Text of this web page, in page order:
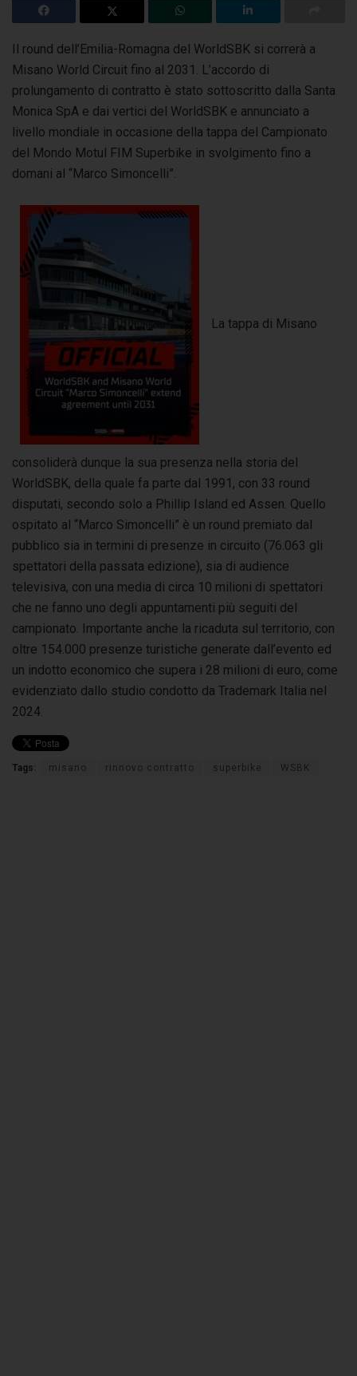
Il round dell’Emilia-Romagna del WorldSBK si correrà a
Misano World Circuit fino al 2031. L’accordo di
prolungamento di contratto è stato sottoscritto dalla Santa
Monica SpA e dai vertici del WorldSBK e annunciato a
livello mondiale in occasione della tappa del Campionato
del Mondo Motul FIM Superbike in svolgimento fino a
domani al “Marco Simoncelli”.
La tappa di Misano
consoliderà dunque la sua presenza nella storia del
WorldSBK, della quale fa parte dal 1991, con 33 round
disputati, secondo solo a Phillip Island ed Assen. Quello
ospitato al “Marco Simoncelli” è un round premiato dal
pubblico sia in termini di presenze in circuito (76.063 gli
spettatori della passata edizione), sia di audience
televisiva, con una media di circa 10 milioni di spettatori
che ne fanno uno degli appuntamenti più seguiti del
campionato. Importante anche la ricaduta sul territorio, con
oltre 154.000 presenze turistiche generate dall’evento ed
un indotto economico che supera i 28 milioni di euro, come
evidenziato dallo studio condotto da Trademark Italia nel
2024.
Tags: misano rinnovo contratto superbike WSBK